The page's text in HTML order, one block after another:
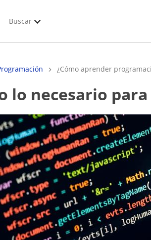
Buscar
¿Cómo aprender
lo necesario